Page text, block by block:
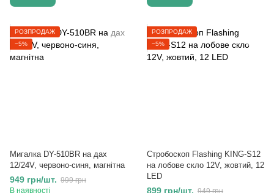
РОЗПРОДАЖ
−5%
Мигалка DY-510BR на дах
12/24V, червоно-синя, магнітна
949 грн/шт. 999 грн
В наявності
РОЗПРОДАЖ
−5%
Стробоскоп Flashing KING-S12
на лобове скло 12V, жовтий, 12
LED
899 грн/шт. 949 грн